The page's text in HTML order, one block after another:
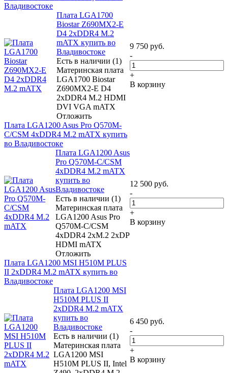
Владивостоке
Плата LGA1700
Biostar Z690MX2-E
D4 2xDDR4 M.2
mATX купить во
Владивостоке
Есть в наличии (1)
Материнская плата
LGA1700 Biostar
Z690MX2-E D4
2xDDR4 M.2 HDMI
DVI VGA mATX
Отложить
9 750 руб.
-
+
В корзину
Плата LGA1200 Asus Pro Q570M-
C/CSM 4xDDR4 M.2 mATX купить
во Владивостоке
Плата LGA1200 Asus
Pro Q570M-C/CSM
4xDDR4 M.2 mATX
купить во
Владивостоке
Есть в наличии (1)
Материнская плата
LGA1200 Asus Pro
Q570M-C/CSM
4xDDR4 2xM.2 2xDP
HDMI mATX
Отложить
12 500 руб.
-
+
В корзину
Плата LGA1200 MSI H510M PLUS
II 2xDDR4 M.2 mATX купить во
Владивостоке
Плата LGA1200 MSI
H510M PLUS II
2xDDR4 M.2 mATX
купить во
Владивостоке
Есть в наличии (1)
Материнская плата
LGA1200 MSI
H510M PLUS II, Intel
6 450 руб.
-
+
В корзину